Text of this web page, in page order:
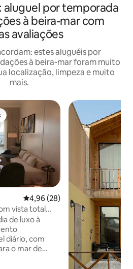
aluguel por temporada
à beira-mar com
avaliações
estes aluguéis por
à beira-mar foram muito
localização, limpeza e muito
mais.
4,96 de uma avaliação média
4,96 (28)
vista total
de luxo à
diário, com
o mar de